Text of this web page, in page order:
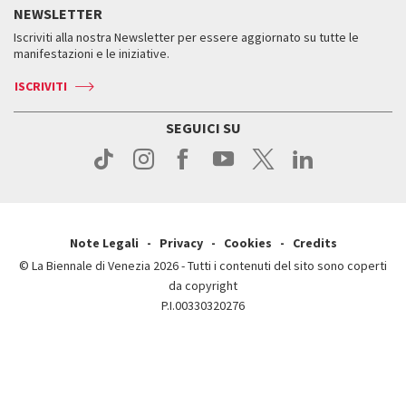
Come raggiungerci
Come raggiungerci
Contatti
Press
Orari e sedi
Biglietti
Servizi al pubblico
Come raggiungerci
Contatti
Storia
Orari e sedi
NEWSLETTER
Iscriviti alla nostra Newsletter per essere aggiornato su tutte le
manifestazioni e le iniziative.
ISCRIVITI
SEGUICI SU
Note Legali Privacy Cookies
Credits
© La Biennale di Venezia 2026 - Tutti i contenuti del sito sono coperti
da copyright
P.I.00330320276